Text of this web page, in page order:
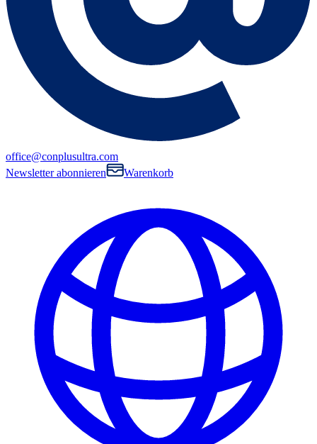
office@conplusultra.com
Newsletter abonnieren
Warenkorb